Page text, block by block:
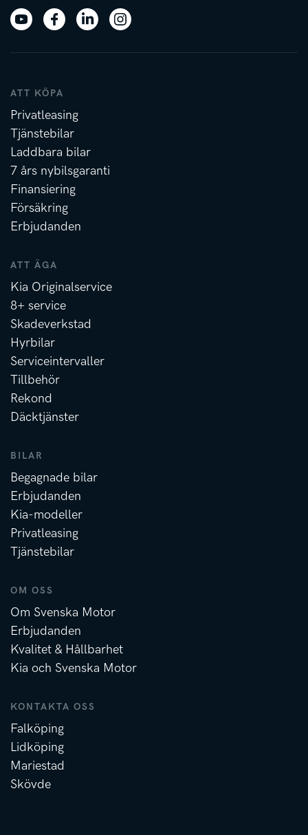
ATT KÖPA
Privatleasing
Tjänstebilar
Laddbara bilar
7 års nybilsgaranti
Finansiering
Försäkring
Erbjudanden
ATT ÄGA
Kia Originalservice
8+ service
Skadeverkstad
Hyrbilar
Serviceintervaller
Tillbehör
Rekond
Däcktjänster
BILAR
Begagnade bilar
Erbjudanden
Kia-modeller
Privatleasing
Tjänstebilar
OM OSS
Om Svenska Motor
Erbjudanden
Kvalitet & Hållbarhet
Kia och Svenska Motor
KONTAKTA OSS
Falköping
Lidköping
Mariestad
Skövde